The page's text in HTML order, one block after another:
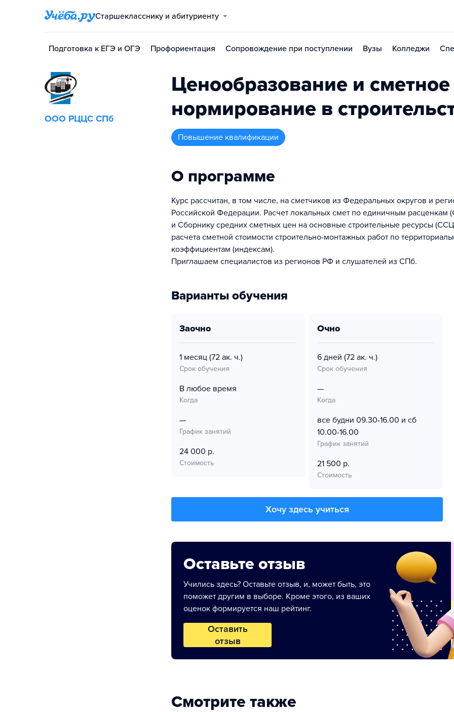
Старшекласснику и абитуриенту
Подготовка к ЕГЭ и ОГЭ Профориентация Сопровождение при поступлении Вузы Колледжи
ООО РЦЦС СПб
Ценообразование и сметное
нормирование в
повышение квалификации
О программе
Курс рассчитан, в том числе, на сметчиков из Федеральных округов и
Российской Федерации. Расчет локальных смет по единичным расценкам
и Сборнику средних сметных цен на основные строительные ресурсы
расчета сметной стоимости строительно-монтажных работ по
коэффициентам (индексам).
Приглашаем специалистов из регионов РФ и слушателей из СПб.
Варианты обучения
заочно
1 месяц (72 ак. ч.)
Срок обучения
В любое время
Когда
—
График занятий
24 000 р.
Стоимость
очно
6 дней (72 ак. ч.)
Срок обучения
—
Когда
все будни 09.30-16.00 и сб
10.00-16.00
График занятий
21 500 р.
Стоимость
Хочу здесь учиться
Оставьте отзыв
Учились здесь? Оставьте отзыв, и, может быть, это
поможет другим в выборе. Кроме этого, из ваших
оценок формируется наш рейтинг.
Оставить
отзыв
Смотрите также